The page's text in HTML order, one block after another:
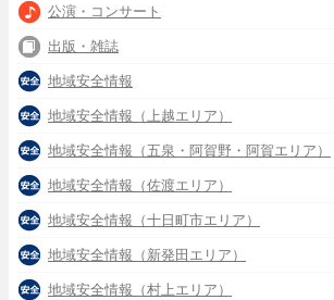
公演・コンサート
出版・雑誌
地域安全情報
地域安全情報（上越エリア）
地域安全情報（五泉・阿賀野・阿賀エリア）
地域安全情報（佐渡エリア）
地域安全情報（十日町市エリア）
地域安全情報（新発田エリア）
地域安全情報（村上エリア）